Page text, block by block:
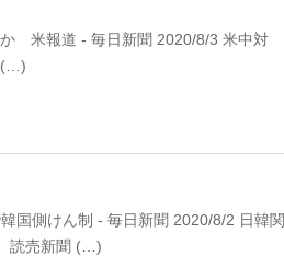
米報道 - 毎日新聞 2020/8/3 米中対
(…)
側けん制 - 毎日新聞 2020/8/2 日韓関
読売新聞 (…)